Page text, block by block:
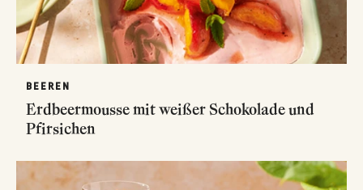
BEEREN
Erdbeermousse mit weißer Schokolade und
Pfirsichen